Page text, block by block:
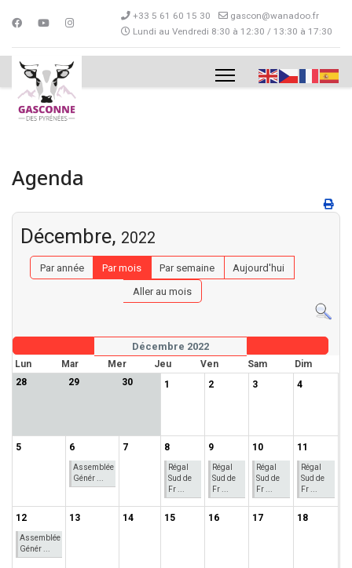
+33 5 61 60 15 30
gascon@wanadoo.fr
Lundi au Vendredi 8:30 à 12:30 / 13:30 à 17:30
Agenda
Décembre, 2022
Par année Par mois Par semaine
Aujourd'hui
Aller au mois
Décembre 2022
Lun Mar Mer Jeu Ven Sam
Dim
28
29 30 1 2 3 4
5 6
Assemblée
Génér ...
7 8
Régal
Sud de
Fr ...
9
Régal
Sud de
Fr ...
10
Régal
Sud de
Fr ...
11
Régal
Sud de
Fr ...
12
Assemblée
Génér ...
13 14 15 16 17 18